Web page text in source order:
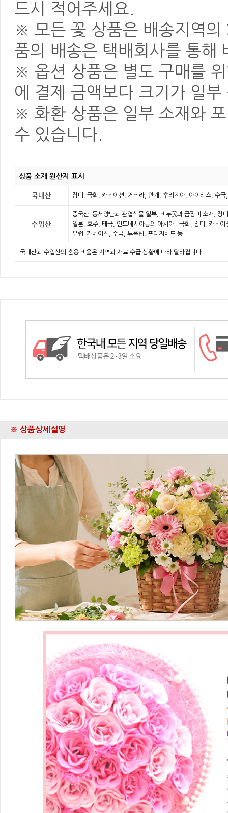
드시 적어주세요.
※ 모든 꽃 상품은 배송지역의
품의 배송은 택배회사를 통해
※ 옵션 상품은 별도 구매를
에 결제 금액보다 크기가 일
※ 화환 상품은 일부 소재와
수 있습니다.
상품 소재 원산지 표시
국내산 장미, 국화, 카네이션, 거베라, 안개, 후리지아, 아이리스, 수
수입산
중국산: 동서양난과 관엽식물 일부, 비누꽃과 금장미 소재, 장
일본, 호주, 태국, 인도네시아등의 아시아 - 국화, 장미, 카네
유럽: 카네이션, 수국, 튜울립, 프리지버드 등
국내산과 수입산의 혼용 비율은 지역과 재료 수급 상황에 따라 달라집니다.
※ 상품상세설명